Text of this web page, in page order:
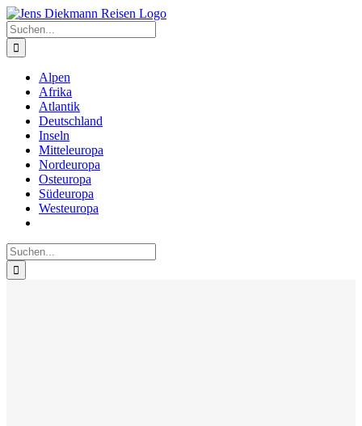
Zum
Inhalt
springen
Suche
nach:
Alpen
Afrika
Atlantik
Deutschland
Inseln
Mitteleuropa
Nordeuropa
Osteuropa
Südeuropa
Westeuropa
Suche
nach: